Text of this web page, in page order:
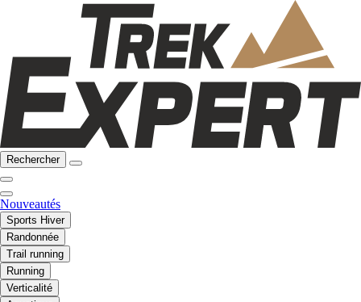
Rechercher
Nouveautés
Sports Hiver
Randonnée
Trail running
Running
Verticalité